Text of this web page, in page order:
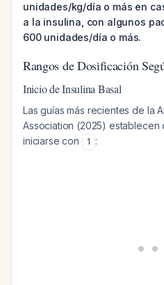
unidades/kg/día o más en
a la insulina, con algunos
600 unidades/día o más.
Rangos de Dosificación
Inicio de Insulina Basal
Las guías más recientes de la
Association (2025) establecen
iniciarse con
1 :